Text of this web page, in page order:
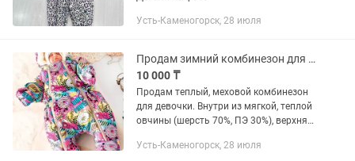
Усть-Каменогорск, 28 июля
Продам зимний комбинезон для девочки
10 000 ₸
Продам теплый, меховой комбинезон
для девочки. Внутри из мягкой, теплой
овчины (шерсть 70%, ПЭ 30%), верхняя
холлофайбер 250 гр. от +5 до -25
Усть-Каменогорск, 28 июля